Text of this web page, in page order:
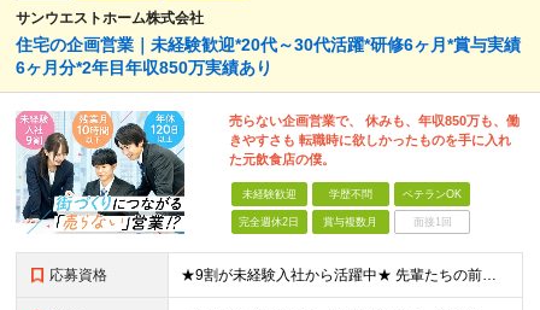
サンウエストホーム株式会社
住宅の企画営業｜未経験歓迎*20代～30代活躍*研修6ヶ月*賞与実績
6ヶ月分*2年目年収850万実績あり
売らない企画営業で、 休みも、年収850万も、働
きやすさも 転職時に欲しかったものを手に入れ
た元飲食店の僕。
未経験歓迎 学歴不問 ベテランOK
完全週休2日 賞与複数月 面接1回
応募資格 ★9割が未経験入社から活躍中★ 先輩たちの前職はアパレルの販売員、飲食店のホールスタッフなど。「営業職は初めて」という方も多数活躍中です！ 【未経験歓迎/学歴不問】 ・39歳までの方（若年層の長期キ